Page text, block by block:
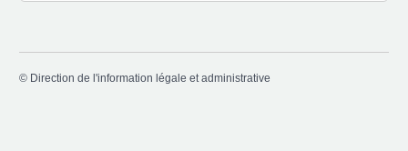
© Direction de l'information légale et administrative